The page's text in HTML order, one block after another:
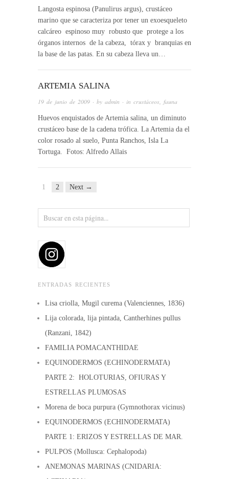
Langosta espinosa (Panulirus argus), crustáceo
marino que se caracteriza por tener un exoesqueleto
calcáreo espinoso muy robusto que protege a los
órganos internos de la cabeza, tórax y branquias en
la base de las patas. En su cabeza lleva un…
ARTEMIA SALINA
19 de junio de 2009 · by admin · in crustáceos, fauna
Huevos enquistados de Artemia salina, un diminuto
crustáceo base de la cadena trófica. La Artemia da el
color rosado al suelo, Punta Ranchos, Isla La
Tortuga. Fotos: Alfredo Allais
1 2 Next →
ENTRADAS RECIENTES
Lisa criolla, Mugil curema (Valenciennes, 1836)
Lija colorada, lija pintada, Cantherhines pullus
(Ranzani, 1842)
FAMILIA POMACANTHIDAE
EQUINODERMOS (ECHINODERMATA)
PARTE 2: HOLOTURIAS, OFIURAS Y
ESTRELLAS PLUMOSAS
Morena de boca purpura (Gymnothorax vicinus)
EQUINODERMOS (ECHINODERMATA)
PARTE 1: ERIZOS Y ESTRELLAS DE MAR.
PULPOS (Mollusca: Cephalopoda)
ANEMONAS MARINAS (CNIDARIA: